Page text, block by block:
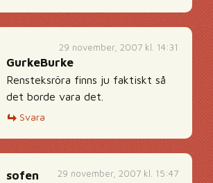
29 november, 2007 kl. 14:31
GurkeBurke
Rensteksröra finns ju faktiskt så
det borde vara det.
Svara
29 november, 2007 kl. 15:47
sofen